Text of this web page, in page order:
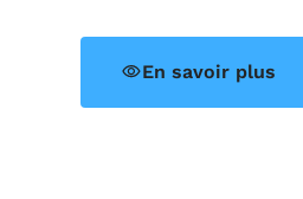
En savoir plus